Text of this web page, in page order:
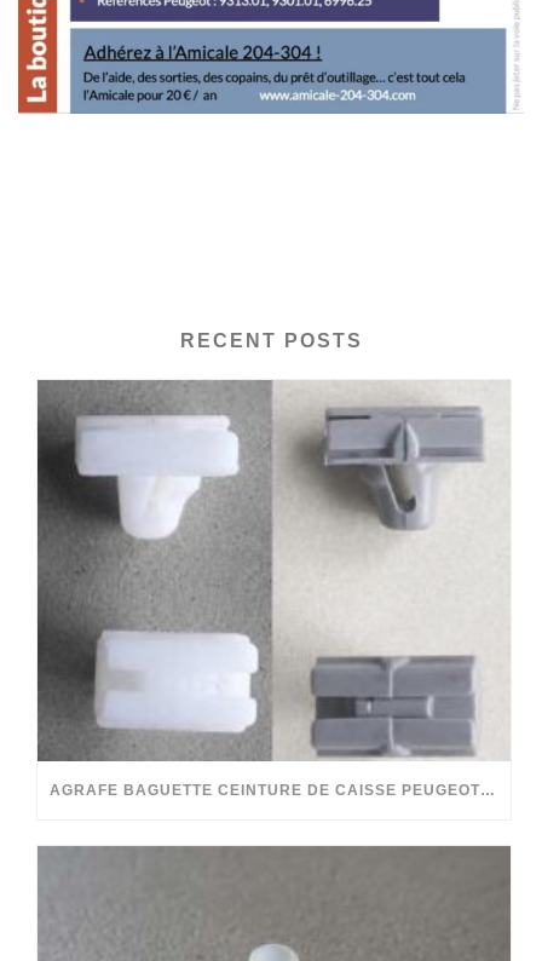
RECENT POSTS
AGRAFE BAGUETTE CEINTURE DE CAISSE PEUGEOT 204 304